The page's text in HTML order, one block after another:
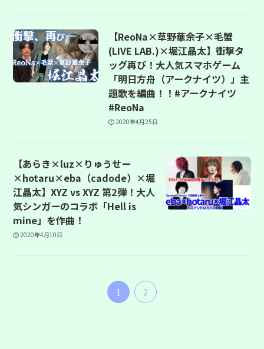
【ReoNa×草野華余子×毛蟹
(LIVE LAB.)×堀江晶太】衝撃タ
ッグ再び！大人気スマホゲーム
「明日方舟（アークナイツ）」主
題歌を編曲！！#アークナイツ
#ReoNa
2020年4月25日
【あらき×luz×りゅうせー
×hotaru×eba（cadode）×堀
江晶太】XYZ vs XYZ 第2弾！大人
気シンガーのコラボ「Hell is
mine」を作曲！
2020年4月10日
1 2